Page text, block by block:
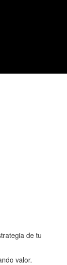
de tu
valor.